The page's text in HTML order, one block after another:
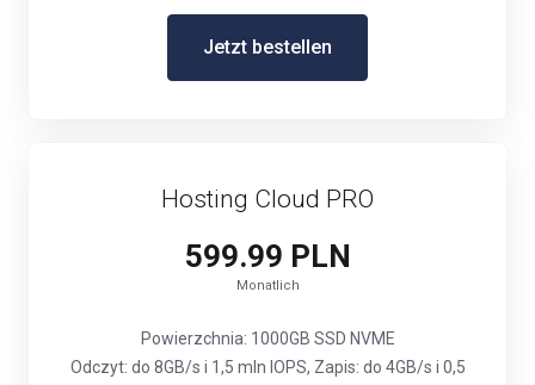
Jetzt bestellen
Hosting Cloud PRO
599.99 PLN
Monatlich
Powierzchnia: 1000GB SSD NVME
Odczyt: do 8GB/s i 1,5 mln IOPS, Zapis: do 4GB/s i 0,5